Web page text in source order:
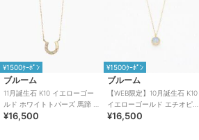
¥1500ｸｰﾎﾟﾝ
ブルーム
11月誕生石 K10 イエローゴー
ルド ホワイトトパーズ 馬蹄 ネ
ックレス
¥16,500
¥1500ｸｰﾎﾟﾝ
ブルーム
【WEB限定】10月誕生石 K10
イエローゴールド エチオピア
オパール ネックレス
¥16,500